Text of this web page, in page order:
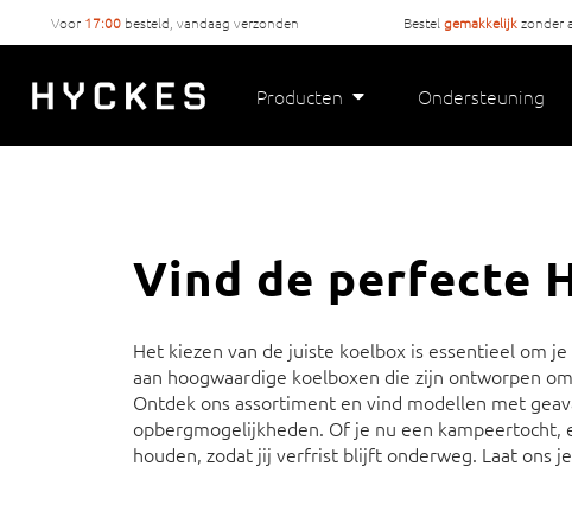
Voor 17:00besteld, vandaag verzonden Bestelgemakkelijkzonder
Producten Ondersteuning
Vind de perfecte
Het kiezen van de juiste koelbox is essentieel om
aan hoogwaardige koelboxen die zijn ontworpen
Ontdek ons assortiment en vind modellen met
opbergmogelijkheden. Of je nu een
houden, zodat jij verfrist blijft onderweg. Laat ons